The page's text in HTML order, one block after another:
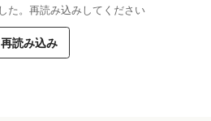
た。再読み込みしてください
再読み込み